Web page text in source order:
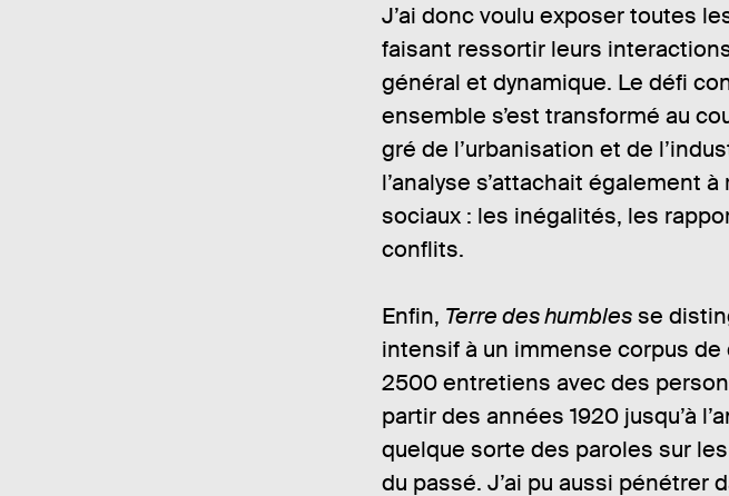
J’ai donc voulu exposer toutes
faisant ressortir leurs
général et dynamique. Le défi
ensemble s’est transformé au
gré de l’urbanisation et de
l’analyse s’attachait également
sociaux : les inégalités, les
conflits.
Enfin, Terre des humblesse
intensif à un immense corpus
2500 entretiens avec des
partir des années 1920 jusqu’à
quelque sorte des paroles sur
du passé. J’ai pu aussi